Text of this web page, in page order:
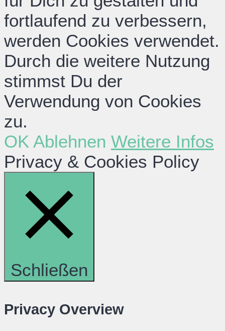
fortlaufend zu verbessern,
werden Cookies verwendet.
Durch die weitere Nutzung
stimmst Du der
Verwendung von Cookies
zu.
OK Ablehnen Weitere Infos
Privacy & Cookies Policy
Schließen
Privacy Overview